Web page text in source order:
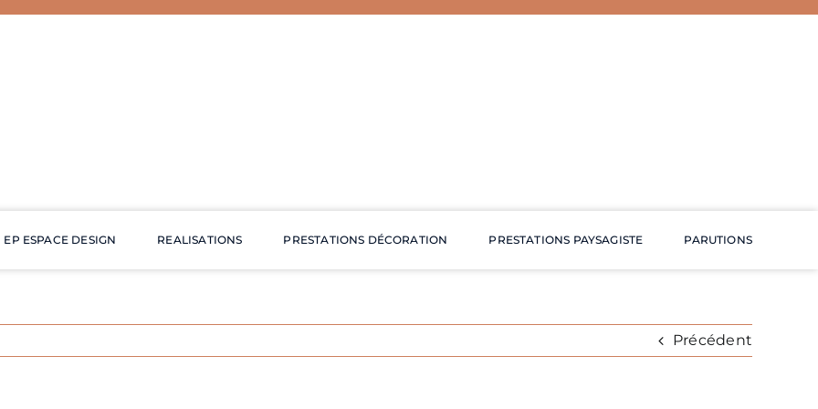
EP ESPACE DESIGN REALISATIONS PRESTATIONS DÉCORATION PRESTATIONS PAYSAGISTE PARUTIONS
Précédent